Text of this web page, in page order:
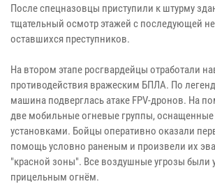
После спецназовцы приступили к штурму
тщательный осмотр этажей с последующей
оставшихся преступников.
На втором этапе росгвардейцы отработали
противодействия вражеским БПЛА. По
машина подверглась атаке FPV-дронов. На
две мобильные огневые группы,
установками. Бойцы оперативно оказали
помощь условно раненым и произвели их
"красной зоны". Все воздушные угрозы были
прицельным огнём.